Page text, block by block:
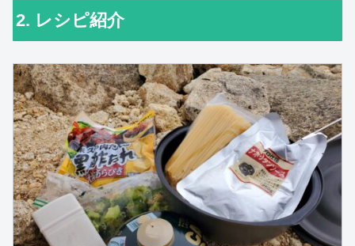
2. レシピ紹介